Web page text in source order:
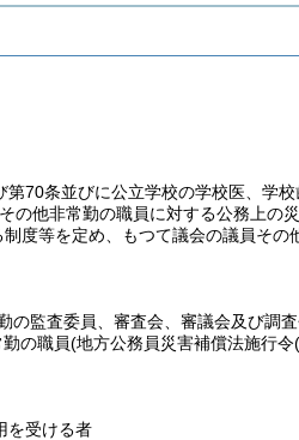
第70条並びに公立学校の学校医、学
の他非常勤の職員に対する公務上の
制度等を定め、もつて議会の議員そ
監査委員、審査会、審議会及び調
の職員(地方公務員災害補償法施行令
を受ける者